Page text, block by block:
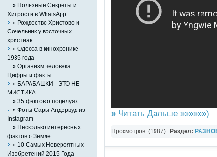
» Читать Дальше »»»»»»)
Просмотров: (1987) Раздел:
» Полезные Секреты и
Хитрости в WhatsApp
» Рождество Христово и
Сочельник у восточных
христиан
» Одесса в кинохронике
1935 года
» Организм человека.
Цифры и факты.
» БАРАБАШКИ - ЭТО НЕ
МИСТИКА
» 35 фактов о поцелуях
» Фоты Сары Андервуд из
Instagram
» Несколько интересных
фактов о Земле
» 10 Самых Невероятных
Изобретений 2015 Года